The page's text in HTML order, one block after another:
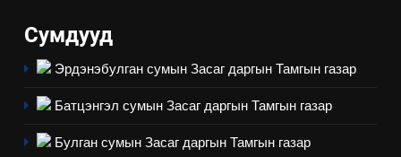
8
явуулж байгаа үйл ажиллагаа,
үйлдвэрлэл, үйлчилгээ,
ИЛ ТОД БАЙДАЛ
Сумдууд
Эрдэнэбулган сумын Засаг даргын Тамгын газар
Батцэнгэл сумын Засаг даргын Тамгын газар
Булган сумын Засаг даргын Тамгын газар